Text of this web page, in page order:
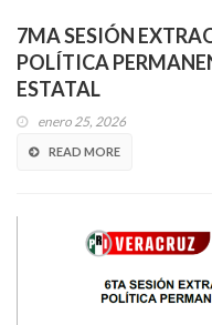
7MA SESIÓN
POLÍTICA
ESTATAL
enero 25, 2026
READ MORE